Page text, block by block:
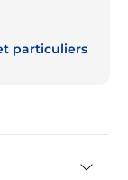
particuliers